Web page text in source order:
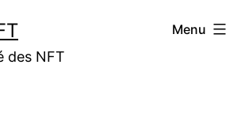
des NFT
Menu